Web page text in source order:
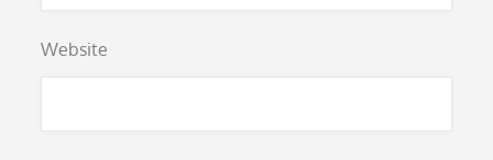
Website